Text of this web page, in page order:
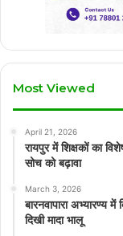
Most Viewed
April 21, 2026
रायपुर में शिक्षकों का
सोच को बढ़ावा
March 3, 2026
बारनवापारा अभ्यारण्य में
दिखी मादा भालू